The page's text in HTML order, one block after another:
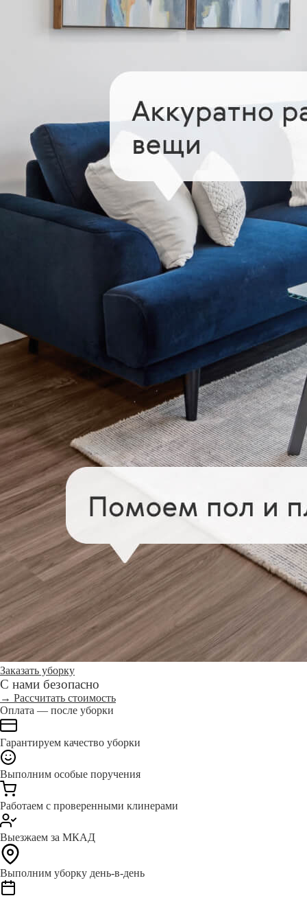
Заказать уборку
С нами безопасно
→ Рассчитать стоимость
Оплата — после уборки
Гарантируем качество уборки
Выполним особые поручения
Работаем с проверенными клинерами
Выезжаем за МКАД
Выполним уборку день-в-день